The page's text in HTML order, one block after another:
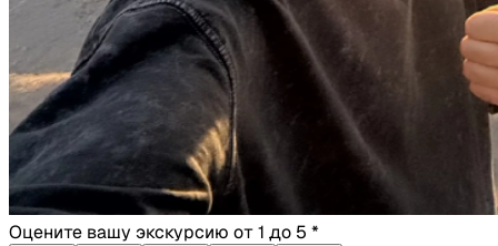
Оцените вашу экскурсию от 1 до 5 *